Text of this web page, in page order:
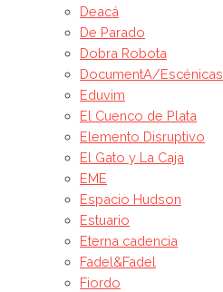
Deacá
De Parado
Dobra Robota
DocumentA/Escénicas
Eduvim
El Cuenco de Plata
Elemento Disruptivo
El Gato y La Caja
EME
Espacio Hudson
Estuario
Eterna cadencia
Fadel&Fadel
Fiordo